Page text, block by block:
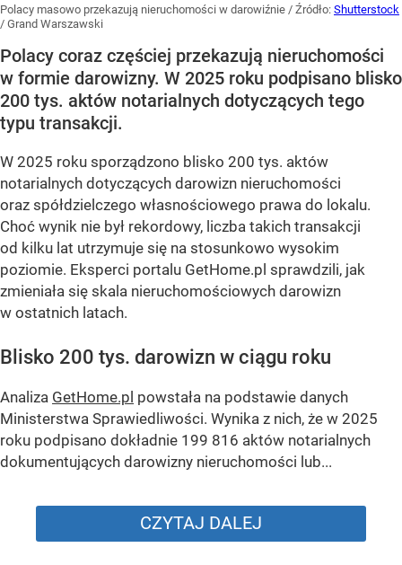
Polacy masowo przekazują nieruchomości w darowiźnie / Źródło: Shutterstock
/ Grand Warszawski
Polacy coraz częściej przekazują nieruchomości
w formie darowizny. W 2025 roku podpisano blisko
200 tys. aktów notarialnych dotyczących tego
typu transakcji.
W 2025 roku sporządzono blisko 200 tys. aktów
notarialnych dotyczących darowizn nieruchomości
oraz spółdzielczego własnościowego prawa do lokalu.
Choć wynik nie był rekordowy, liczba takich transakcji
od kilku lat utrzymuje się na stosunkowo wysokim
poziomie. Eksperci portalu GetHome.pl sprawdzili, jak
zmieniała się skala nieruchomościowych darowizn
w ostatnich latach.
Blisko 200 tys. darowizn w ciągu roku
Analiza GetHome.pl powstała na podstawie danych
Ministerstwa Sprawiedliwości. Wynika z nich, że w 2025
roku podpisano dokładnie 199 816 aktów notarialnych
dokumentujących darowizny nieruchomości lub...
CZYTAJ DALEJ